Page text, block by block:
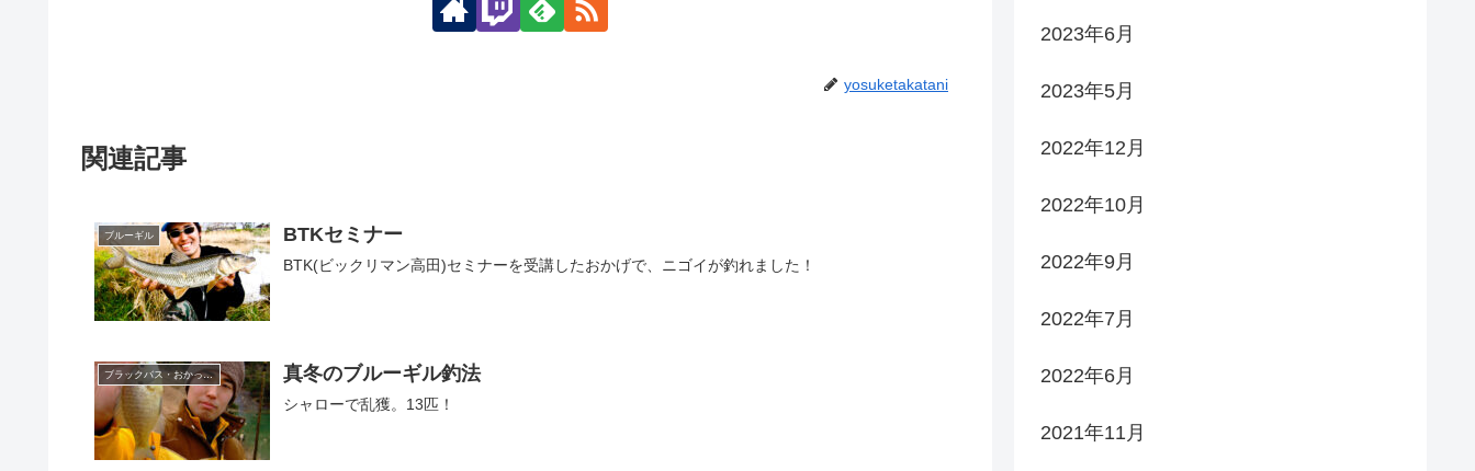
yosuketakatani
関連記事
ブルーギル BTKセミナー
BTK(ビックリマン高田)セミナーを受講したおかげで、ニゴイが釣れました！
ブラックバス・おかっぱり 真冬のブルーギル釣法
シャローで乱獲。13匹！
2023年6月
2023年5月
2022年12月
2022年10月
2022年9月
2022年7月
2022年6月
2021年11月